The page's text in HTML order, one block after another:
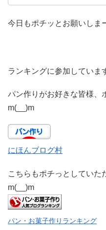
今日もポチッとお願いしま
ランキングに参加していま
パン作りがお好きな皆様、
m(__)m
にほんブログ村
こちらもポチっとしていた
m(__)m
パン・お菓子作りランキング